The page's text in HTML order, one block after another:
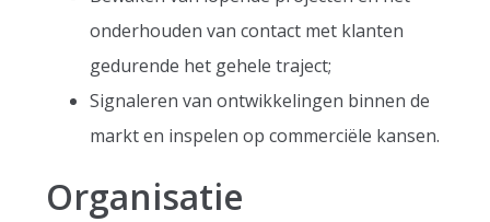
onderhouden van contact met klanten
gedurende het gehele traject;
Signaleren van ontwikkelingen binnen de
markt en inspelen op commerciële kansen.
Organisatie